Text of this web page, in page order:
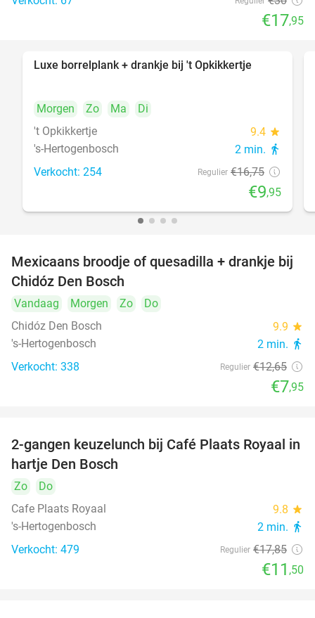
€17,95
Luxe borrelplank + drankje bij 't Opkikkertje
Morgen Zo Ma
Di
't Opkikkertje
9.4 star
's-Hertogenbosch 2 min. directions_walk
Verkocht: 254 Regulier €16,75
€9,95
37%
Mexicaans broodje of quesadilla + drankje bij
Chidóz Den Bosch
Vandaag Morgen Zo
Do
Chidóz Den Bosch
9.9 star
's-Hertogenbosch 2 min. directions_walk
Verkocht: 338 Regulier €12,65
€7,95
36%
2-gangen keuzelunch bij Café Plaats Royaal in
hartje Den Bosch
Zo
Do
Cafe Plaats Royaal
9.8 star
's-Hertogenbosch 2 min. directions_walk
Verkocht: 479 Regulier €17,85
€11 ,50